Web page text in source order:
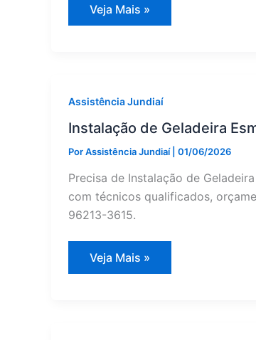
Geladeira
Dacor
Técnica
Especializado
Veja Mais »
Assistência Jundiaí
Instalação de Geladeira
PorAssistência Jundiaí 01/06/2026
Precisa de Instalação de
com técnicos qualificados,
96213-3615.
Instalação
Veja Mais »